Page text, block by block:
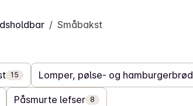
/ Småbakst
15 Lomper, pølse- og hamburgerbrød
Påsmurte lefser 8